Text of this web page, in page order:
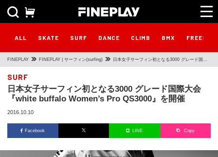
ALL SKATE SURF DANCE CLIMB BMX
FINEPLAY FINEPLAY | サーフィン(surfing) 日本女子サーフィン初となる3000 グレード国際
開催
SURF
日本女子サーフィン初となる3000 グレード国際大会
『white buffalo Women’s Pro QS3000』を開催
2016.10.10
Facebook LINE Copy